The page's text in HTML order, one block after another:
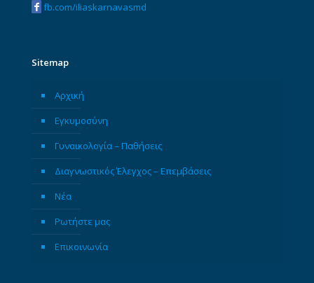
fb.com/iliaskarnavasmd
Sitemap
Αρχική
Εγκυμοσύνη
Γυναικολογία – Παθήσεις
Διαγνωστικός Έλεγχος – Επεμβάσεις
Νέα
Ρωτήστε μας
Επικοινωνία